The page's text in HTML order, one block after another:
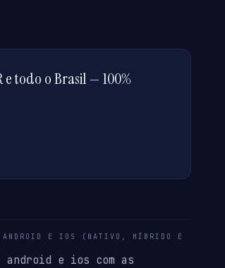
todo o Brasil — 100%
ANDROID E IOS (NATIVO, HÍBRIDO E
android e ios com as